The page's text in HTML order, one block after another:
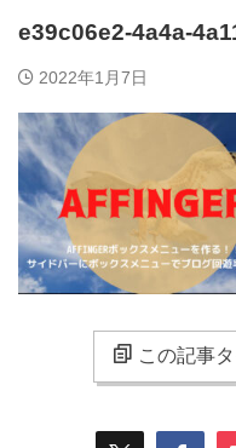
e39c06e2-4a4a-
2022年1月7日
この記事